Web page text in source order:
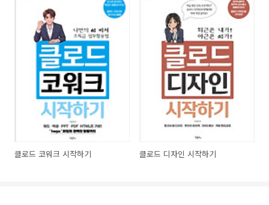
클로드 코워크 시작하기 클로드 디자인 시작하기